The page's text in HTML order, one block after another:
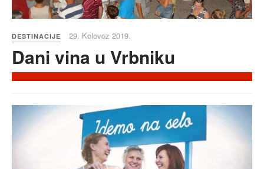
DESTINACIJE 29. Kolovoz 2019.
Dani vina u Vrbniku